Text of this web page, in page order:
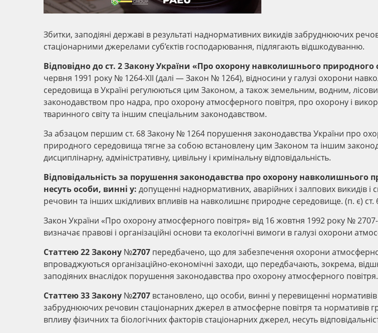
Збитки, заподіяні державі в результаті наднормативних викидів забруднюючих
стаціонарними джерелами суб’єктів господарювання, підлягають відшкодуванню.
Відповідно до ст. 2 Закону України «Про охорону навколишнього
червня 1991 року № 1264-XII (далі — Закон № 1264), відносини у галузі охорони
середовища в Україні регулюються цим Законом, а також земельним, водним,
законодавством про надра, про охорону атмосферного повітря, про охорону і
тваринного світу та іншим спеціальним законодавством.
За абзацом першим ст. 68 Закону № 1264 порушення законодавства України про
природного середовища тягне за собою встановлену цим Законом та іншим
дисциплінарну, адміністративну, цивільну і кримінальну відповідальність.
Відповідальність за порушення законодавства про охорону навколишнього
несуть особи, винні у: допущенні наднормативних, аварійних і залпових викидів і
речовин та інших шкідливих впливів на навколишнє природне середовище. (п. є)
Закон України «Про охорону атмосферного повітря» від 16 жовтня 1992 року №
визначає правові і організаційні основи та екологічні вимоги в галузі охорони
Статтею 22 Закону №2707 передбачено, що для забезпечення охорони
впроваджуються організаційно-економічні заходи, що передбачають, зокрема,
заподіяних внаслідок порушення законодавства про охорону атмосферного повітря.
Статтею 33 Закону №2707 встановлено, що особи, винні у перевищенні
забруднюючих речовин стаціонарних джерел в атмосферне повітря та нормативів
впливу фізичних та біологічних факторів стаціонарних джерел, несуть